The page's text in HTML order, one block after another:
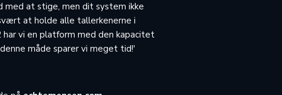
at stige, men dit system ikke
at holde alle tallerkenerne i
vi en platform med den kapacitet
måde sparer vi meget tid!'